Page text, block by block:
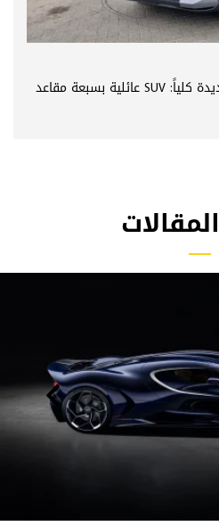
ميتسوبيشي دستنيتور الجديدة كلياً: SUV عائلية بسبعة مقاعد